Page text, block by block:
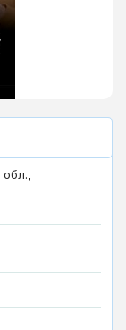
обл.,